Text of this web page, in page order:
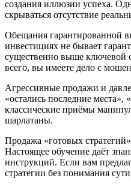
создания иллюзии успеха.
скрываться отсутствие
Обещания гарантированной
инвестициях не бывает
существенно выше ключевой
всего, вы имеете дело с
Агрессивные продажи и
«остались последние места»,
классические приёмы
шарлатаны.
Продажа «готовых
Настоящее обучение даёт
инструкций. Если вам
стратегии без понимания